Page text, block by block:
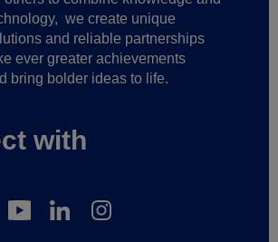
we create unique
and reliable partnerships
ever greater achievements
bring bolder ideas to life.
with